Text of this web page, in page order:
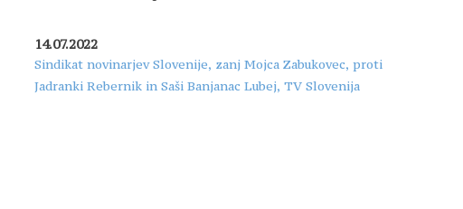
14.07.2022
Sindikat novinarjev Slovenije, zanj Mojca Zabukovec, proti
Jadranki Rebernik in Saši Banjanac Lubej, TV Slovenija